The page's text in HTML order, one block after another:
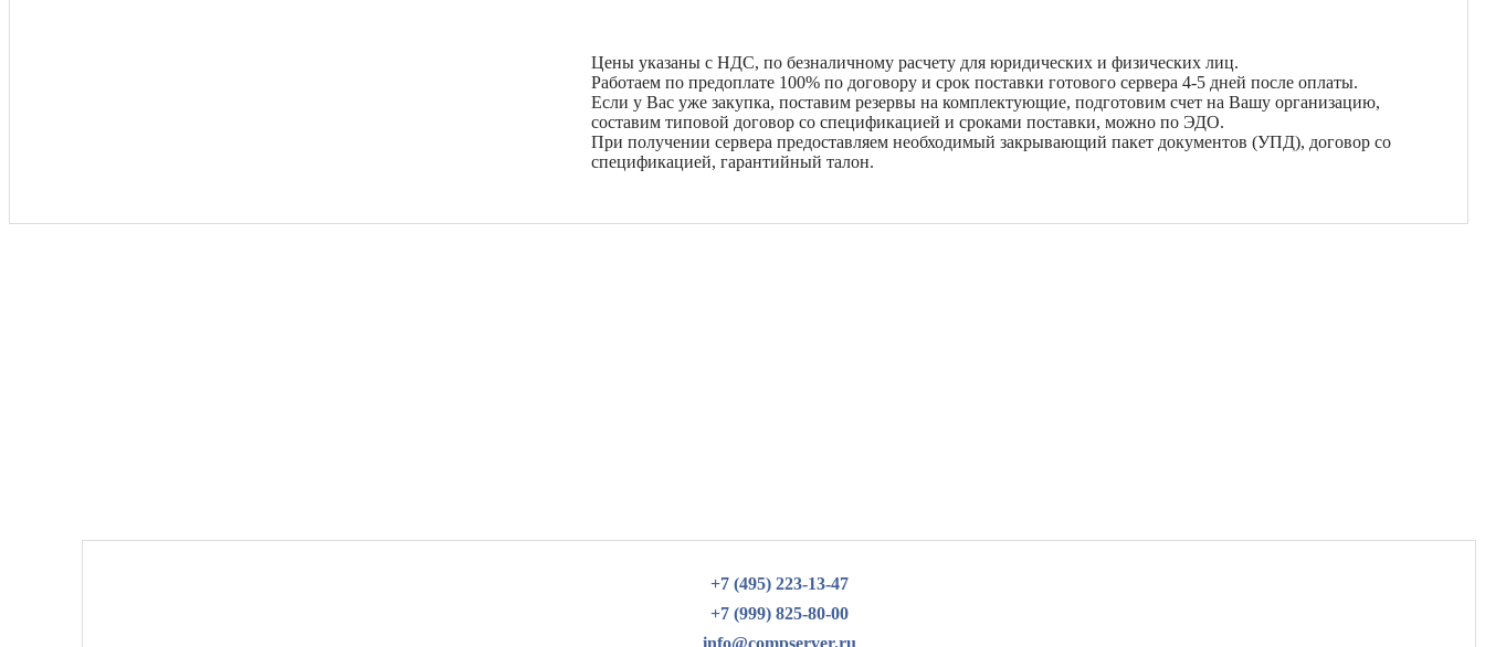
Цены указаны с НДС, по безналичному расчету для юридических и физических лиц.
Работаем по предоплате 100% по договору и срок поставки готового сервера 4-5 дней после оплаты.
Если у Вас уже закупка, поставим резервы на комплектующие, подготовим счет на Вашу организацию,
составим типовой договор со спецификацией и сроками поставки, можно по ЭДО.
При получении сервера предоставляем необходимый закрывающий пакет документов (УПД), договор со
спецификацией, гарантийный талон.
+7 (495) 223-13-47
+7 (999) 825-80-00
info@compserver.ru